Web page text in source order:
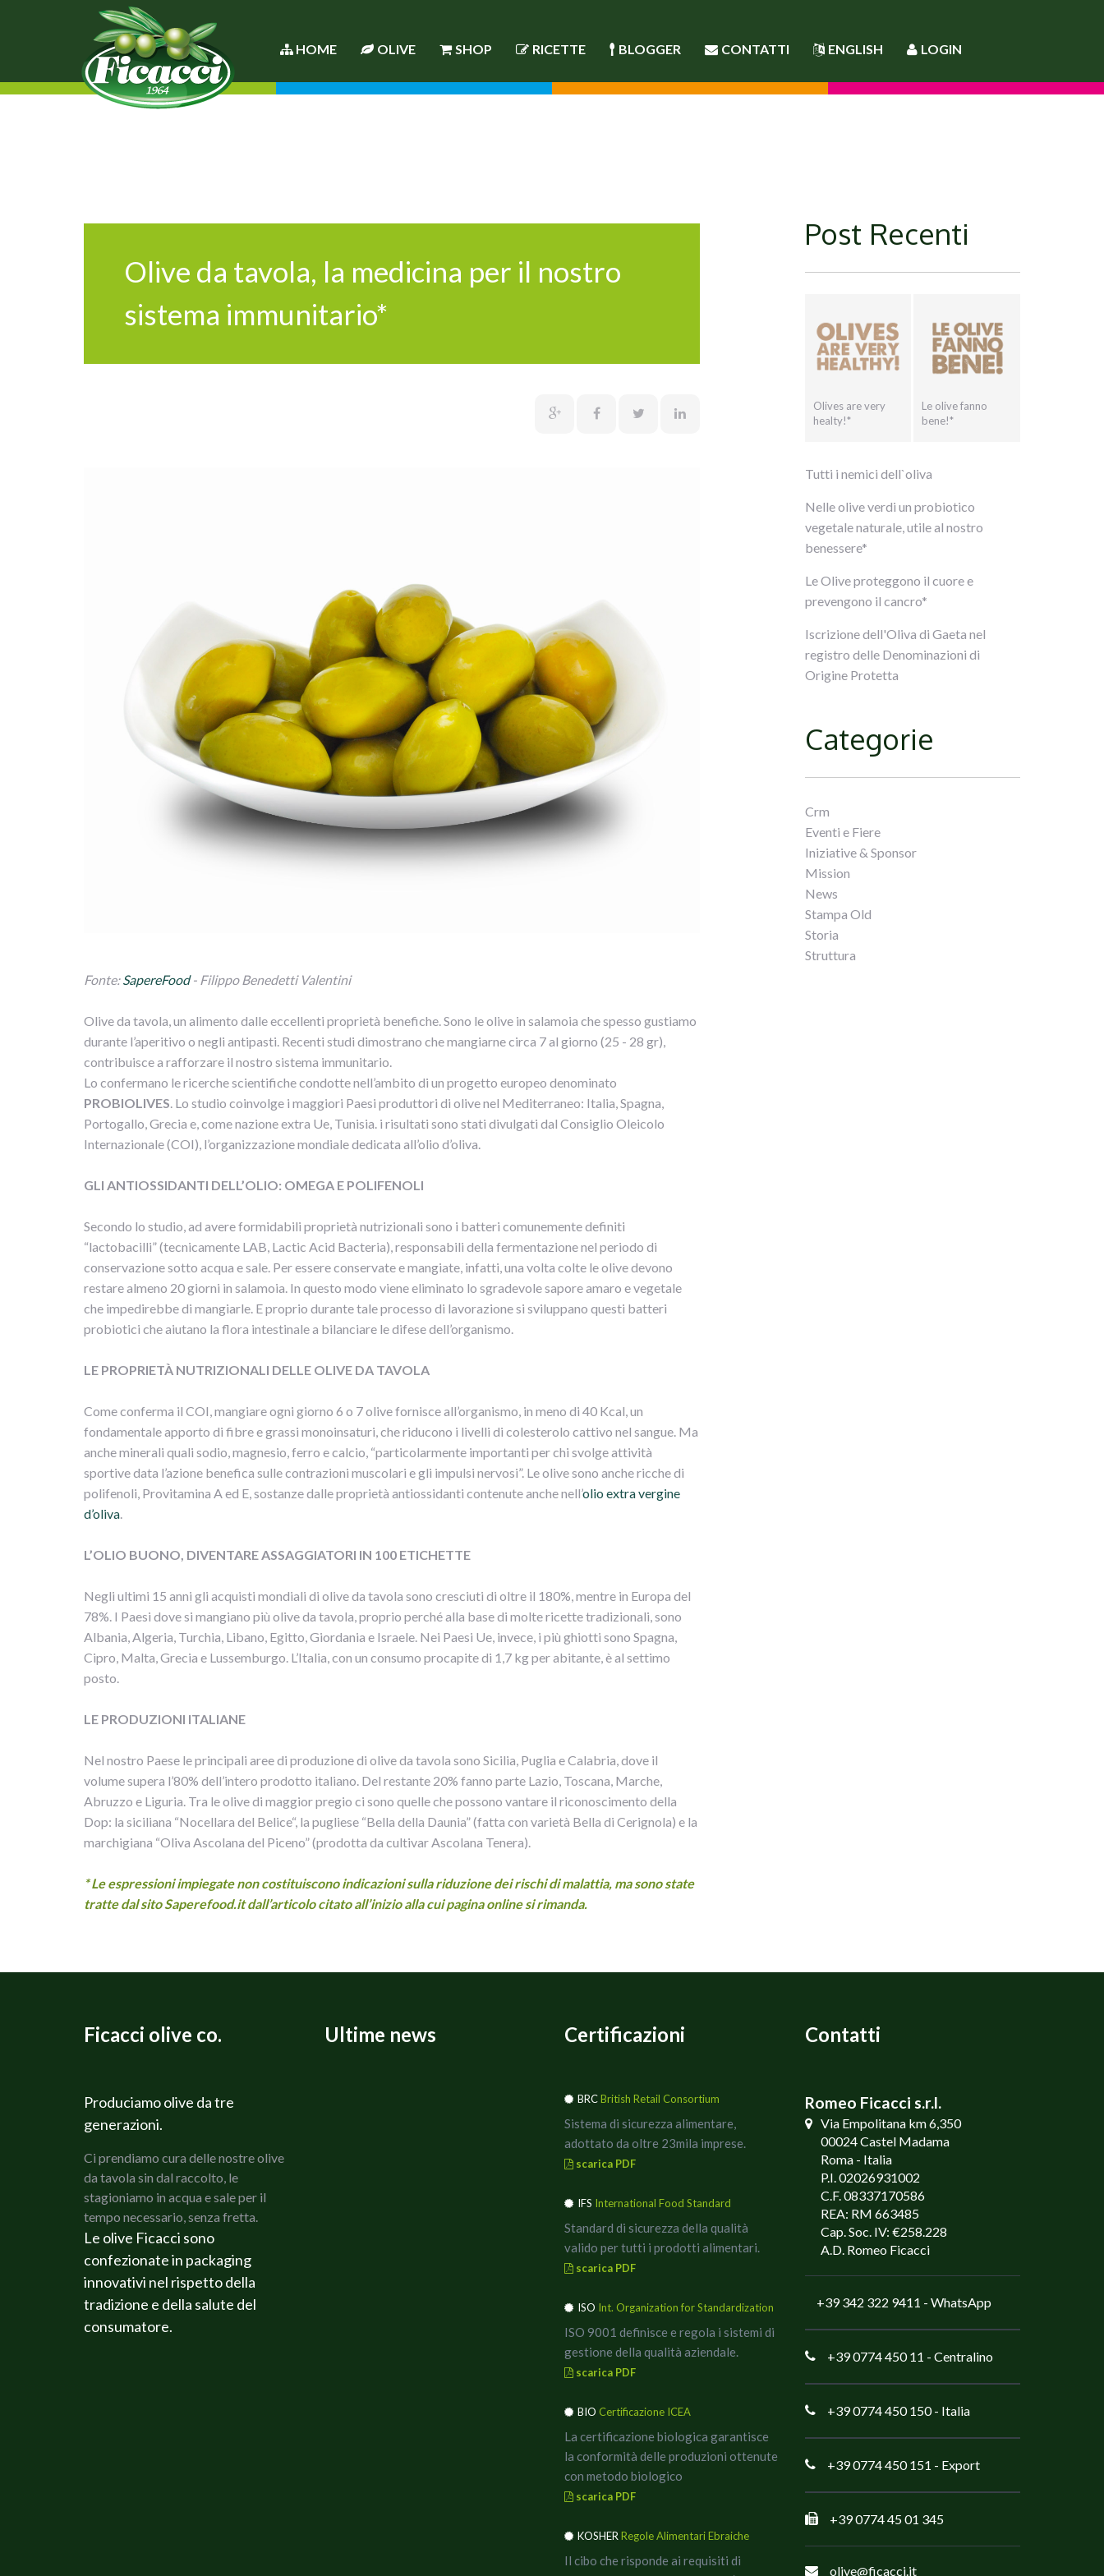
HOME OLIVE SHOP RICETTE BLOGGER CONTATTI ENGLISH LOGIN
Olive da tavola, la medicina per il nostro
sistema immunitario*
Fonte:SapereFood- Filippo Benedetti Valentini
Olive da tavola, un alimento dalle eccellenti proprietà benefiche. Sono le olive in salamoia che spesso gustiamo
durante l’aperitivo o negli antipasti. Recenti studi dimostrano che mangiarne circa 7 al giorno (25 - 28 gr),
contribuisce a rafforzare il nostro sistema immunitario.
Lo confermano le ricerche scientifiche condotte nell’ambito di un progetto europeo denominato
PROBIOLIVES. Lo studio coinvolge i maggiori Paesi produttori di olive nel Mediterraneo: Italia, Spagna,
Portogallo, Grecia e, come nazione extra Ue, Tunisia. i risultati sono stati divulgati dal Consiglio Oleicolo
Internazionale (COI), l’organizzazione mondiale dedicata all’olio d’oliva.
GLI ANTIOSSIDANTI DELL’OLIO: OMEGA E POLIFENOLI
Secondo lo studio, ad avere formidabili proprietà nutrizionali sono i batteri comunemente definiti
“lactobacilli” (tecnicamente LAB, Lactic Acid Bacteria), responsabili della fermentazione nel periodo di
conservazione sotto acqua e sale. Per essere conservate e mangiate, infatti, una volta colte le olive devono
restare almeno 20 giorni in salamoia. In questo modo viene eliminato lo sgradevole sapore amaro e vegetale
che impedirebbe di mangiarle. E proprio durante tale processo di lavorazione si sviluppano questi batteri
probiotici che aiutano la flora intestinale a bilanciare le difese dell’organismo.
LE PROPRIETÀ NUTRIZIONALI DELLE OLIVE DA TAVOLA
Come conferma il COI, mangiare ogni giorno 6 o 7 olive fornisce all’organismo, in meno di 40 Kcal, un
fondamentale apporto di fibre e grassi monoinsaturi, che riducono i livelli di colesterolo cattivo nel sangue. Ma
anche minerali quali sodio, magnesio, ferro e calcio, “particolarmente importanti per chi svolge attività
sportive data l’azione benefica sulle contrazioni muscolari e gli impulsi nervosi”. Le olive sono anche ricche di
polifenoli, Provitamina A ed E, sostanze dalle proprietà antiossidanti contenute anche nell’olio extra vergine
d’oliva.
L’OLIO BUONO, DIVENTARE ASSAGGIATORI IN 100 ETICHETTE
Negli ultimi 15 anni gli acquisti mondiali di olive da tavola sono cresciuti di oltre il 180%, mentre in Europa del
78%. I Paesi dove si mangiano più olive da tavola, proprio perché alla base di molte ricette tradizionali, sono
Albania, Algeria, Turchia, Libano, Egitto, Giordania e Israele. Nei Paesi Ue, invece, i più ghiotti sono Spagna,
Cipro, Malta, Grecia e Lussemburgo. L’Italia, con un consumo procapite di 1,7 kg per abitante, è al settimo
posto.
LE PRODUZIONI ITALIANE
Nel nostro Paese le principali aree di produzione di olive da tavola sono Sicilia, Puglia e Calabria, dove il
volume supera l’80% dell’intero prodotto italiano. Del restante 20% fanno parte Lazio, Toscana, Marche,
Abruzzo e Liguria. Tra le olive di maggior pregio ci sono quelle che possono vantare il riconoscimento della
Dop: la siciliana “Nocellara del Belice“, la pugliese “Bella della Daunia” (fatta con varietà Bella di Cerignola) e la
marchigiana “Oliva Ascolana del Piceno” (prodotta da cultivar Ascolana Tenera).
* Le espressioni impiegate non costituiscono indicazioni sulla riduzione dei rischi di malattia, ma sono state
tratte dal sito Saperefood.it dall’articolo citato all’inizio alla cui pagina online si rimanda.
Post Recenti
Olives are very
healty!*
Le olive fanno
bene!*
Tutti i nemici dell`oliva
Nelle olive verdi un probiotico
vegetale naturale, utile al nostro
benessere*
Le Olive proteggono il cuore e
prevengono il cancro*
Iscrizione dell'Oliva di Gaeta nel
registro delle Denominazioni di
Origine Protetta
Categorie
Crm
Eventi e Fiere
Iniziative & Sponsor
Mission
News
Stampa Old
Storia
Struttura
Ficacci olive co.
Produciamo olive da tre
generazioni.
Ci prendiamo cura delle nostre olive
da tavola sin dal raccolto, le
stagioniamo in acqua e sale per il
tempo necessario, senza fretta.
Le olive Ficacci sono
confezionate in packaging
innovativi nel rispetto della
tradizione e della salute del
consumatore.
Ultime news Certificazioni
BRCBritish Retail Consortium
Sistema di sicurezza alimentare,
adottato da oltre 23mila imprese.
scarica PDF
IFS International Food Standard
Standard di sicurezza della qualità
valido per tutti i prodotti alimentari.
scarica PDF
ISO Int. Organization for Standardization
ISO 9001 definisce e regola i sistemi di
gestione della qualità aziendale.
scarica PDF
BIO Certificazione ICEA
La certificazione biologica garantisce
la conformità delle produzioni ottenute
con metodo biologico
scarica PDF
KOSHER Regole Alimentari Ebraiche
Il cibo che risponde ai requisiti di
Contatti
Romeo Ficacci s.r.l.
Via Empolitana km 6,350
00024 Castel Madama
Roma - Italia
P.I. 02026931002
C.F. 08337170586
REA: RM 663485
Cap. Soc. IV: €258.228
A.D. Romeo Ficacci
+39 342 322 9411 - WhatsApp
+39 0774 450 11 - Centralino
+39 0774 450 150- Italia
+39 0774 450 151 - Export
+39 0774 45 01 345
olive@ficacci.it